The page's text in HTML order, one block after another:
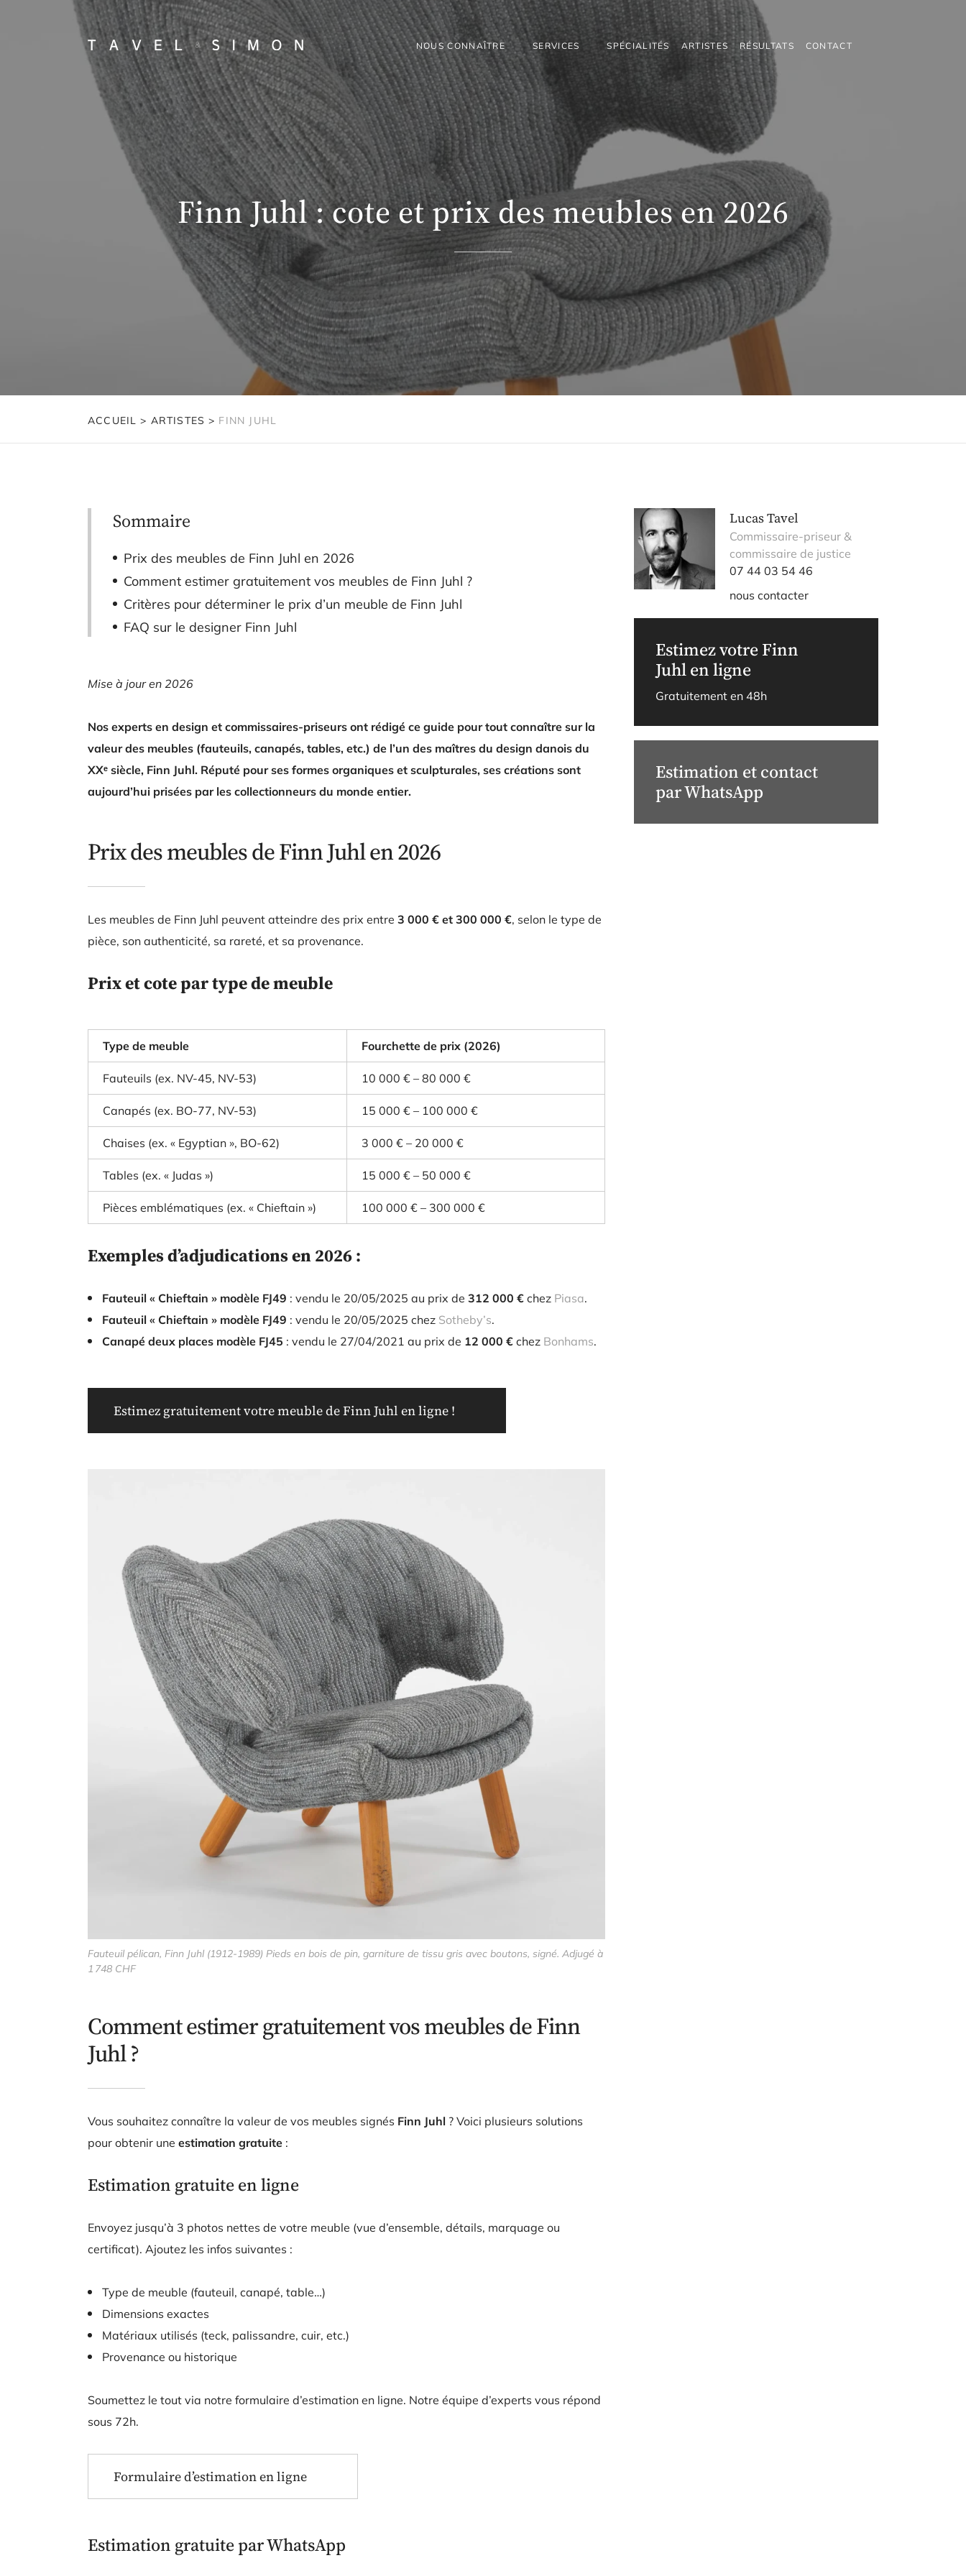
NOUS CONNAÎTRE SERVICES SPÉCIALITÉS ARTISTES RÉSULTATS CONTACT
Finn Juhl : cote et prix des meubles en 2026
ACCUEIL > ARTISTES > FINN JUHL
Sommaire
Prix des meubles de Finn Juhl en 2026
Comment estimer gratuitement vos meubles de Finn Juhl ?
Critères pour déterminer le prix d’un meuble de Finn Juhl
FAQ sur le designer Finn Juhl
Mise à jour en 2026
Nos experts en design et commissaires-priseurs ont rédigé ce guide pour tout connaître sur la
valeur des meubles (fauteuils, canapés, tables, etc.) de l’un des maîtres du design danois du
XXᵉ siècle, Finn Juhl. Réputé pour ses formes organiques et sculpturales, ses créations sont
aujourd’hui prisées par les collectionneurs du monde entier.
Prix des meubles de Finn Juhl en 2026
Les meubles de Finn Juhl peuvent atteindre des prix entre 3 000 € et 300 000 €, selon le type de
pièce, son authenticité, sa rareté, et sa provenance.
Prix et cote par type de meuble
Type de meuble Fourchette de prix (2026)
Fauteuils (ex. NV-45, NV-53) 10 000 € – 80 000 €
Canapés (ex. BO-77, NV-53) 15 000 € – 100 000 €
Chaises (ex. « Egyptian », BO-62) 3 000 € – 20 000 €
Tables (ex. « Judas ») 15 000 € – 50 000 €
Pièces emblématiques (ex. « Chieftain ») 100 000 € – 300 000 €
Exemples d’adjudications en 2026 :
Fauteuil « Chieftain » modèle FJ49 : vendu le 20/05/2025 au prix de 312 000 € chez Piasa.
Fauteuil « Chieftain » modèle FJ49 : vendu le 20/05/2025 chez Sotheby’s.
Canapé deux places modèle FJ45 : vendu le 27/04/2021 au prix de 12 000 € chez Bonhams.
Estimez gratuitement votre meuble de Finn Juhl en ligne !
Fauteuil pélican, Finn Juhl (1912-1989) Pieds en bois de pin, garniture de tissu gris avec boutons, signé. Adjugé à
1 748 CHF
Comment estimer gratuitement vos meubles de Finn
Juhl ?
Vous souhaitez connaître la valeur de vos meubles signés Finn Juhl ? Voici plusieurs solutions
pour obtenir une estimation gratuite :
Estimation gratuite en ligne
Envoyez jusqu’à 3 photos nettes de votre meuble (vue d’ensemble, détails, marquage ou
certificat). Ajoutez les infos suivantes :
Type de meuble (fauteuil, canapé, table…)
Dimensions exactes
Matériaux utilisés (teck, palissandre, cuir, etc.)
Provenance ou historique
Soumettez le tout via notre formulaire d’estimation en ligne. Notre équipe d’experts vous répond
sous 72h.
Formulaire d’estimation en ligne
Estimation gratuite par WhatsApp
Lucas Tavel
Commissaire-priseur &
commissaire de justice
07 44 03 54 46
nous contacter
Estimez votre Finn
Juhl en ligne
Gratuitement en 48h
Estimation et contact
par WhatsApp